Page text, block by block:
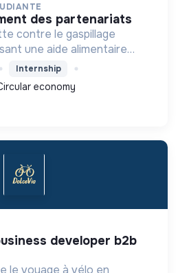
des partenariats
contre le gaspillage
une aide alimentaire
en situation de
Internship
economy
le voyage à vélo en